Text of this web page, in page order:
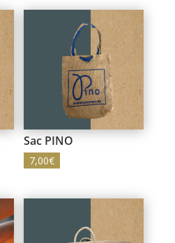
Sac PINO
7,00€